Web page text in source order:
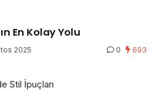
En Kolay Yolu
2025 0 693